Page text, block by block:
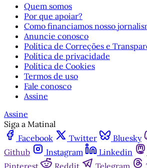
Quem somos
Por que apoiar?
Como financiamos nosso
Anuncie conosco
Política de Correções e
Política de privacidade
Política de Cookies
Termos de uso
Fale conosco
Assine
Assine
Siga a Matinal
Facebook
Twitter Bluesky
Github
Instagram Linkedin
Pinterest
Reddit Telegram